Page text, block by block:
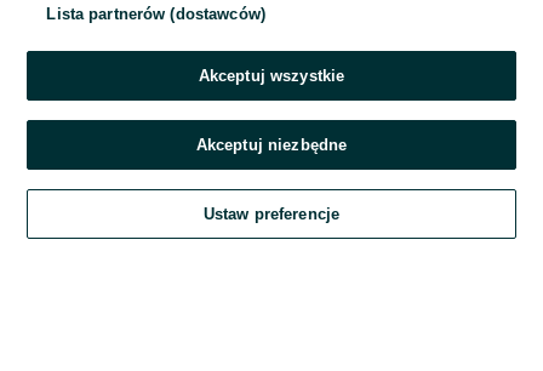
Zadzwoń / SMS
Szukaj Obserwujesz Dodaj Czat Konto
Lista partnerów (dostawców)
Akceptuj wszystkie
Akceptuj niezbędne
Ustaw preferencje